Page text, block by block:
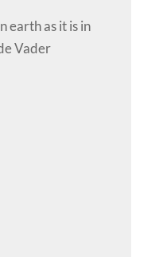
earth as it is in
Vader